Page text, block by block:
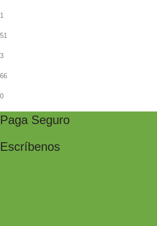
1
51
3
66
0
Paga Seguro
Escríbenos